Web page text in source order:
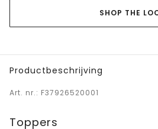
SHOP THE
Productbeschrijving
Art. nr.: F37926520001
Toppers